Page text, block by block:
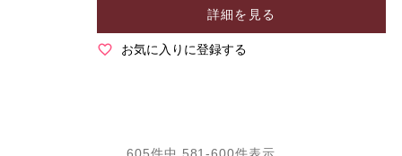
詳細を見る
お気に入りに登録する
605件中 581-600件表示